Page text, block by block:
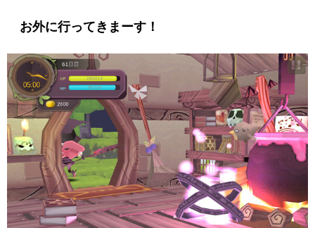
お外に行ってきまーす！